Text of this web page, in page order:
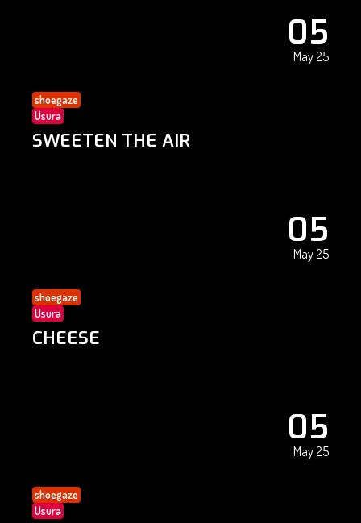
05
May 25
shoegaze
Usura
SWEETEN THE AIR
05
May 25
shoegaze
Usura
CHEESE
05
May 25
shoegaze
Usura